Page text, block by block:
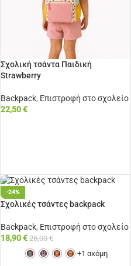
Σχολική τσάντα Παιδική
Strawberry
Backpack, Επιστροφή στο σχολείο
22,50€
-24%
Σχολικές τσάντες backpack
Backpack, Επιστροφή στο σχολείο
18,90€ 25,00€
+1 ακόμη